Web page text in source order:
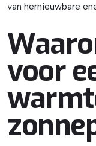
van hernieuwbare
voor